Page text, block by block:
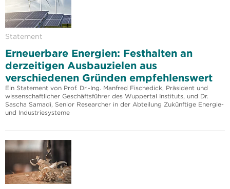
Statement
Erneuerbare Energien: Festhalten an
derzeitigen Ausbauzielen aus
verschiedenen Gründen empfehlenswert
Ein Statement von Prof. Dr.-Ing. Manfred Fischedick, Präsident und
wissenschaftlicher Geschäftsführer des Wuppertal Instituts, und Dr.
Sascha Samadi, Senior Researcher in der Abteilung Zukünftige Energie-
und Industriesysteme